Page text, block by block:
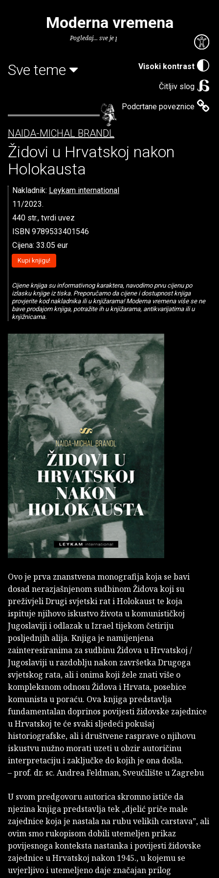
Visoki kontrast
Čitljiv slog
Podcrtane poveznice
Moderna vremena
Pogledaj... sve je puno knjiga.
Sve teme
NAIDA-MICHAL BRANDL
Židovi u Hrvatskoj nakon
Holokausta
Nakladnik: Leykam international
11/2023.
440 str., tvrdi uvez
ISBN 9789533401546
Cijena: 33.05 eur
Kupi knjigu!
Cijene knjiga su informativnog karaktera, navodimo prvu cijenu po
izlasku knjige iz tiska. Preporučamo da cijene i dostupnost knjiga
provjerite kod nakladnika ili u knjižarama! Moderna vremena više se ne
bave prodajom knjiga, potražite ih u knjižarama, antikvarijatima ili u
knjižnicama.
Ovo je prva znanstvena monografija koja se bavi
dosad nerazjašnjenom sudbinom Židova koji su
preživjeli Drugi svjetski rat i Holokaust te koja
ispituje njihovo iskustvo života u komunističkoj
Jugoslaviji i odlazak u Izrael tijekom četiriju
posljednjih alija. Knjiga je namijenjena
zainteresiranima za sudbinu Židova u Hrvatskoj /
Jugoslaviji u razdoblju nakon završetka Drugoga
svjetskog rata, ali i onima koji žele znati više o
kompleksnom odnosu Židova i Hrvata, posebice
komunista u poraću. Ova knjiga predstavlja
fundamentalan doprinos povijesti židovske zajednice
u Hrvatskoj te će svaki sljedeći pokušaj
historiografske, ali i društvene rasprave o njihovu
iskustvu nužno morati uzeti u obzir autoričinu
interpretaciju i zaključke do kojih je ona došla.
– prof. dr. sc. Andrea Feldman, Sveučilište u Zagrebu
U svom predgovoru autorica skromno ističe da
njezina knjiga predstavlja tek „djelić priče male
zajednice koja je nastala na rubu velikih carstava”, ali
ovim smo rukopisom dobili utemeljen prikaz
povijesnoga konteksta nastanka i povijesti židovske
zajednice u Hrvatskoj nakon 1945., u kojemu se
uvjerljivo i utemeljeno daje značajan prilog